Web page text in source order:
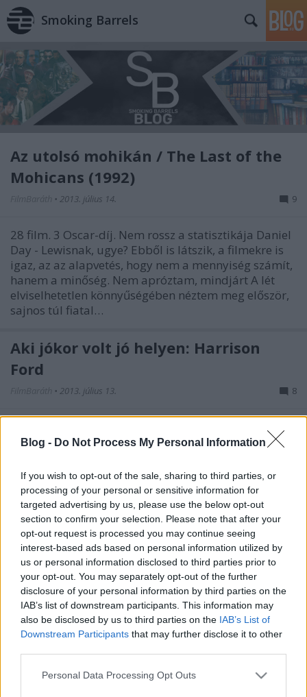
Blog - Do Not Process My Personal Information
If you wish to opt-out of the sale, sharing to third parties, or
processing of your personal or sensitive information for
targeted advertising by us, please use the below opt-out
section to confirm your selection. Please note that after your
opt-out request is processed you may continue seeing
interest-based ads based on personal information utilized by
us or personal information disclosed to third parties prior to
your opt-out. You may separately opt-out of the further
disclosure of your personal information by third parties on the
IAB’s list of downstream participants. This information may
also be disclosed by us to third parties on the IAB’s List of
Downstream Participants that may further disclose it to other
Please note that this website/app uses one or more Google
Personal Data Processing Opt Outs
Smoking Barrels
Az utolsó mohikán / The Last of the
Mohicans (1992)
• 2013. július 14. 9
28 film. 3 Oscar-díj. Nem rossz a statisztikája Daniel
Day - Lewisnak, ugye? Ebből is látszik, a filmekre is
igaz, az az alapvetés, hogy nem a mennyiség számít,
hanem a minőség. Nem apróztam, mindjárt A lét
elviselhetetlen könnyűségében néztem meg először,
sajnos túl fiatal…
Aki jókor volt jó helyen: Harrison
Ford
• 2013. július 13. 8
akárkinél: többek között George Lucasnál készített
a rendezőnek arról, hogy ő alapvetően színész, csak
azért foglalkozik az ács mesterséggel, hogy el tudja
tartani a családját.…
Gru 2 / Despicable Me 2 (2013)
danialves•2013. július 12.
Valószínűleg a filmiparban csak lesajnálóan
sóhajtottak három évvel ezelőtt, amikor a Universal
úgy döntött, hogy beszáll a Disney és a Dreamworks
meglehetősen egyoldalú harcába az animációs
filmek piacán. Azonban most be kell, hogy lássuk, ez
alatt az idő alatt eljutottak oda,…